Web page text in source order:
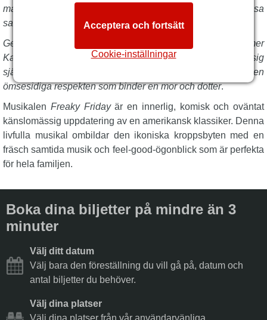
magiskt sätt byter kropp har de bara en dag på sig att lösa
saker och ting igen
.
Genom att tillbringa en dag i varandras skor kommer
Katherine och Ellie att uppskatta varandras kamp, lära sig
självacceptans och inse den omätliga kärleken och den
ömsesidiga respekten som binder en mor och dotter.
Musikalen Freaky Fridayär en innerlig, komisk och oväntat
känslomässig uppdatering av en amerikansk klassiker. Denna
livfulla musikal ombildar den ikoniska kroppsbyten med en
fräsch samtida musik och feel-good-ögonblick som är perfekta
för hela familjen.
Boka dina biljetter på mindre än 3
minuter
Välj ditt datum
Välj bara den föreställning du vill gå på, datum och
antal biljetter du behöver.
Välj dina platser
Välj dina platser från vår användarvänliga
Cookie-inställningar
Acceptera och fortsätt